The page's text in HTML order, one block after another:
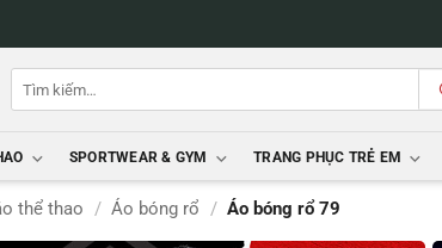
Tìm
SPORTWEAR & GYM TRANG PHỤC TRẺ EM
thể thao / Áo bóng rổ / Áo bóng rổ 79